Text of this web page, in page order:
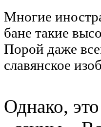
Многие
бане такие
Порой даже
славянское
Однако,